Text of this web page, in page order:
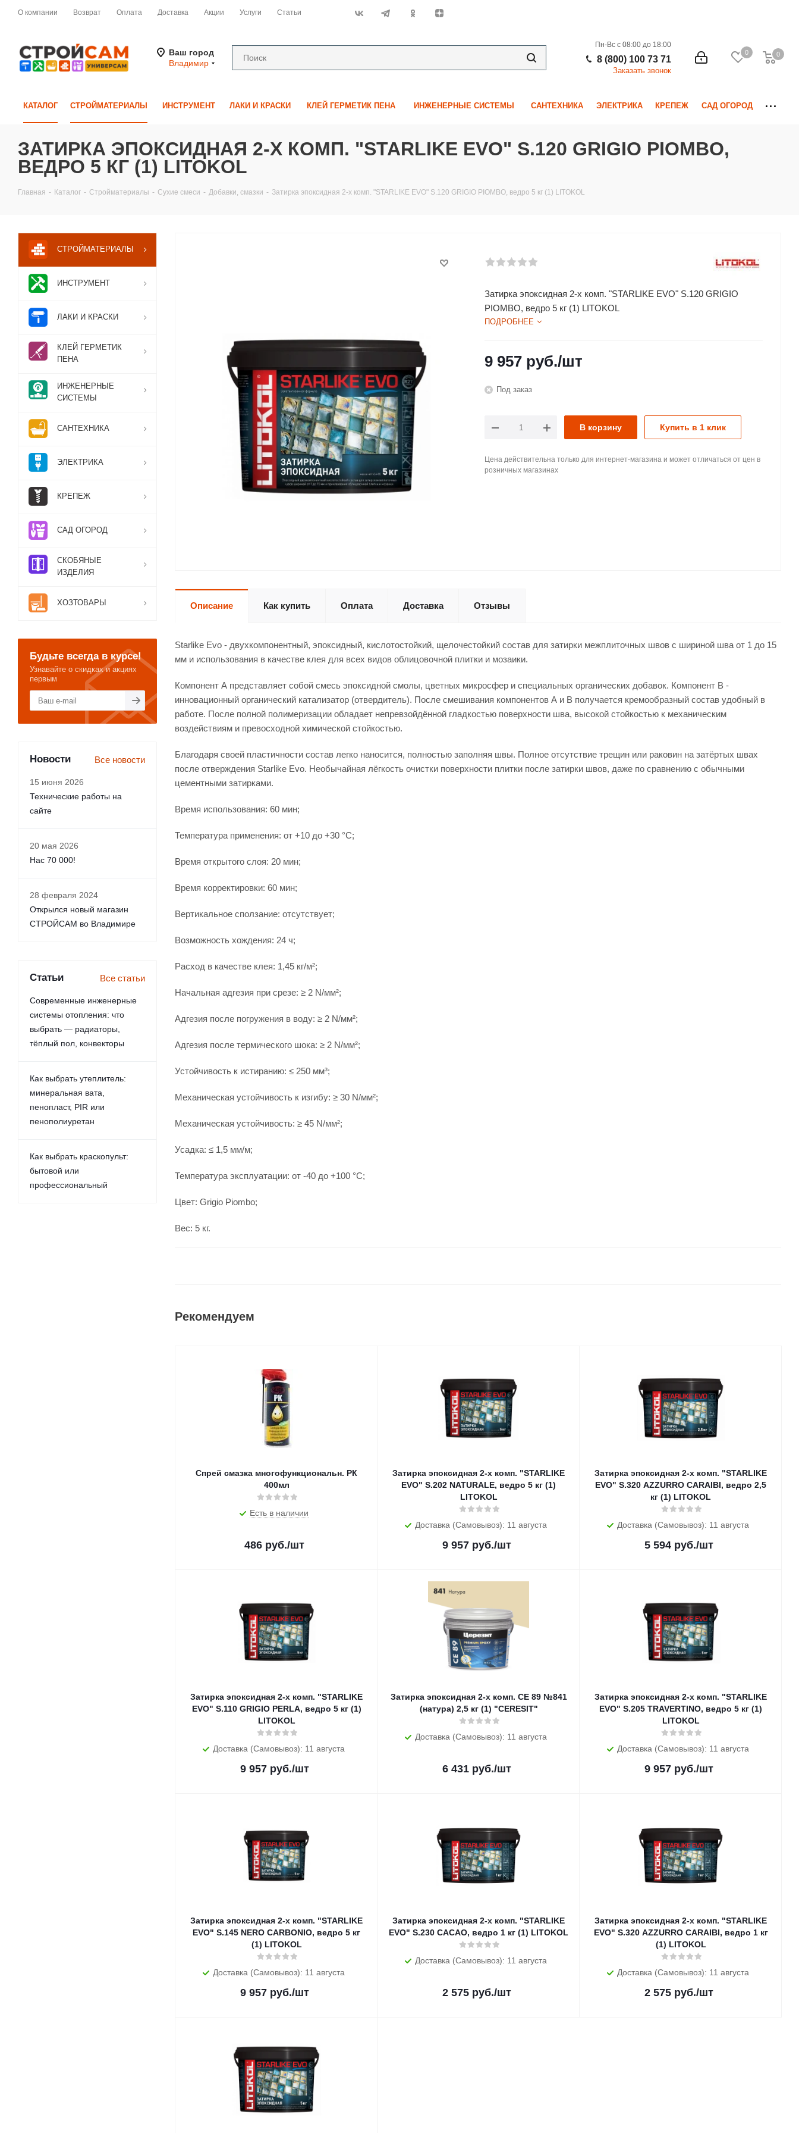
О компании Возврат Оплата Доставка Акции Услуги Статьи
Ваш город
Владимир
0 0
0
Пн-Вс с 08:00 до 18:00
8 (800) 100 73 71
Заказать звонок
КАТАЛОГ СТРОЙМАТЕРИАЛЫ ИНСТРУМЕНТ ЛАКИ И КРАСКИ КЛЕЙ ГЕРМЕТИК ПЕНА ИНЖЕНЕРНЫЕ СИСТЕМЫ САНТЕХНИКА ЭЛЕКТРИКА КРЕПЕЖ САД ОГОРОД
ЗАТИРКА ЭПОКСИДНАЯ 2-Х КОМП. "STARLIKE EVO" S.120 GRIGIO PIOMBO,
ВЕДРО 5 КГ (1) LITOKOL
Главная - Каталог - Стройматериалы - Сухие смеси - Добавки, смазки - Затирка эпоксидная 2-х комп. "STARLIKE EVO" S.120 GRIGIO PIOMBO, ведро 5 кг (1) LITOKOL
Затирка эпоксидная 2-х комп. "STARLIKE EVO" S.120 GRIGIO
PIOMBO, ведро 5 кг (1) LITOKOL
ПОДРОБНЕЕ
9 957 руб./шт
Под заказ
В корзину Купить в 1 клик
Цена действительна только для интернет-магазина и может отличаться от цен в
розничных магазинах
Описание Как купить Оплата Доставка Отзывы
Starlike Evo - двухкомпонентный, эпоксидный, кислотостойкий, щелочестойкий состав для затирки межплиточных швов с шириной шва от 1 до 15
мм и использования в качестве клея для всех видов облицовочной плитки и мозаики.
Компонент А представляет собой смесь эпоксидной смолы, цветных микросфер и специальных органических добавок. Компонент В -
инновационный органический катализатор (отвердитель). После смешивания компонентов А и В получается кремообразный состав удобный в
работе. После полной полимеризации обладает непревзойдённой гладкостью поверхности шва, высокой стойкостью к механическим
воздействиям и превосходной химической стойкостью.
Благодаря своей пластичности состав легко наносится, полностью заполняя швы. Полное отсутствие трещин или раковин на затёртых швах
после отверждения Starlike Evo. Необычайная лёгкость очистки поверхности плитки после затирки швов, даже по сравнению с обычными
цементными затирками.
Время использования: 60 мин;
Температура применения: от +10 до +30 °С;
Время открытого слоя: 20 мин;
Время корректировки: 60 мин;
Вертикальное сползание: отсутствует;
Возможность хождения: 24 ч;
Расход в качестве клея: 1,45 кг/м²;
Начальная адгезия при срезе: ≥ 2 N/мм²;
Адгезия после погружения в воду: ≥ 2 N/мм²;
Адгезия после термического шока: ≥ 2 N/мм²;
Устойчивость к истиранию: ≤ 250 мм³;
Механическая устойчивость к изгибу: ≥ 30 N/мм²;
Механическая устойчивость: ≥ 45 N/мм²;
Усадка: ≤ 1,5 мм/м;
Температура эксплуатации: от -40 до +100 °С;
Цвет: Grigio Piombo;
Вес: 5 кг.
Рекомендуем
Спрей смазка многофункциональн. РК
400мл
Есть в наличии
486 руб./шт
Затирка эпоксидная 2-х комп. "STARLIKE
EVO" S.202 NATURALE, ведро 5 кг (1)
LITOKOL
Доставка (Самовывоз): 11 августа
9 957руб./шт
Затирка эпоксидная 2-х комп. "STARLIKE
EVO" S.320 AZZURRO CARAIBI, ведро 2,5
кг (1) LITOKOL
Доставка (Самовывоз): 11 августа
5 594руб./шт
Затирка эпоксидная 2-х комп. "STARLIKE
EVO" S.110 GRIGIO PERLA, ведро 5 кг (1)
LITOKOL
Доставка (Самовывоз): 11 августа
9 957руб./шт
Затирка эпоксидная 2-х комп. CE 89 №841
(натура) 2,5 кг (1) "CERESIT"
Доставка (Самовывоз): 11 августа
6 431руб./шт
Затирка эпоксидная 2-х комп. "STARLIKE
EVO" S.205 TRAVERTINO, ведро 5 кг (1)
LITOKOL
Доставка (Самовывоз): 11 августа
9 957руб./шт
Затирка эпоксидная 2-х комп. "STARLIKE
EVO" S.145 NERO CARBONIO, ведро 5 кг
(1) LITOKOL
Доставка (Самовывоз): 11 августа
9 957руб./шт
Затирка эпоксидная 2-х комп. "STARLIKE
EVO" S.230 CACAO, ведро 1 кг (1) LITOKOL
Доставка (Самовывоз): 11 августа
2 575руб./шт
Затирка эпоксидная 2-х комп. "STARLIKE
EVO" S.320 AZZURRO CARAIBI, ведро 1 кг
(1) LITOKOL
Доставка (Самовывоз): 11 августа
2 575руб./шт
СТРОЙМАТЕРИАЛЫ
ИНСТРУМЕНТ
ЛАКИ И КРАСКИ
КЛЕЙ ГЕРМЕТИК
ПЕНА
ИНЖЕНЕРНЫЕ
СИСТЕМЫ
САНТЕХНИКА
ЭЛЕКТРИКА
КРЕПЕЖ
САД ОГОРОД
СКОБЯНЫЕ
ИЗДЕЛИЯ
ХОЗТОВАРЫ
Будьте всегда в курсе!
Узнавайте о скидках и акциях
первым
Новости Все новости
15 июня 2026
Технические работы на
сайте
20 мая 2026
Нас 70 000!
28 февраля 2024
Открылся новый магазин
СТРОЙСАМ во Владимире
Статьи Все статьи
Современные инженерные
системы отопления: что
выбрать — радиаторы,
тёплый пол, конвекторы
Как выбрать утеплитель:
минеральная вата,
пенопласт, PIR или
пенополиуретан
Как выбрать краскопульт:
бытовой или
профессиональный